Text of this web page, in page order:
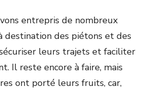
entrepris de nombreux
destination des piétons et des
leurs trajets et faciliter
Il reste encore à faire, mais
ont porté leurs fruits, car,